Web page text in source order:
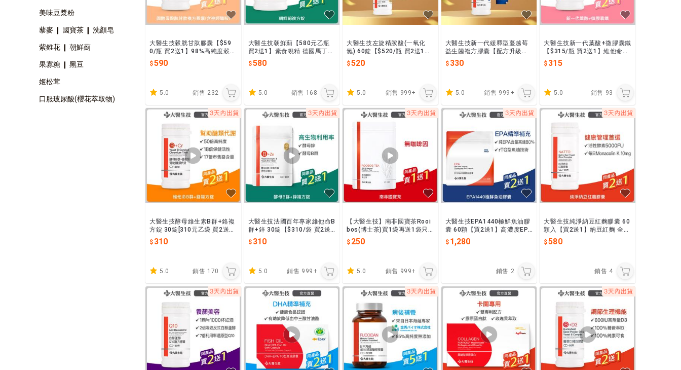
美味豆漿粉
藜麥 ❙ 國寶茶 ❙ 洗顏皂
紫錐花 ❙ 朝鮮薊
果寡糖 ❙ 黑豆
姬松茸
口服玻尿酸(櫻花萃取物)
大醫生技穀胱甘肽膠囊【$59
0/瓶 買2送1】98%高純度穀胱
甘肽、8萬倍濃縮神經醯胺，睡
前1顆全能煥亮
590
5.0 銷售 232
大醫生技朝鮮薊【580元乙瓶
買2送1】素食蜆精 德國馬丁鮑
爾 日本三菱原料進口 含穀胱甘
肽 輪班熬夜保養適用
580
5.0 銷售 168
大醫生技左旋精胺酸(一氧化
氮) 60錠【$520/瓶 買2送1】
男性營養 精氨酸 L-Arginine
補鋅
520
5.0 銷售 999+
大醫生技新一代緩釋型蔓越莓
益生菌複方膠囊【配方升級】
【330元/瓶 買2送1】A型前花
青素含量高達46毫克 女生私密
330
5.0 銷售 999+
大醫生技新一代葉酸+微膠囊鐵
【$315/瓶 買2送1】維他命B9
足量600微克 孕婦 懷孕推薦葉
酸 助補鐵
315
5.0 銷售 93
大醫生技酵母維生素B群+鉻複
方錠 30錠[310元乙袋 買2送1]
菸鹼酸鉻 維持醣類正常代謝 三
多一少 澱粉
310
5.0 銷售 170
大醫生技法國百年專家維他命B
群+鋅 30錠【$310/袋 買2送
1】綜合B群 補鋅可搭配精胺酸
310
5.0 銷售 999+
【大醫生技】南非國寶茶Rooi
bos(博士茶)買1袋再送1袋只
要250元。可和GABA 珍珠粉
蔓越莓 酵素一起保養
250
5.0 銷售 999+
大醫生技EPA1440極鮮魚油膠
囊 60顆【買2送1】高濃度EPA
rTG好吸收 EPA魚油推薦
1,280
銷售 2
大醫生技純淨納豆紅麴膠囊 60
顆入【買2送1】納豆紅麴 全素
可食 循環順暢 促進新陳代謝
調節生理機能
580
銷售 4